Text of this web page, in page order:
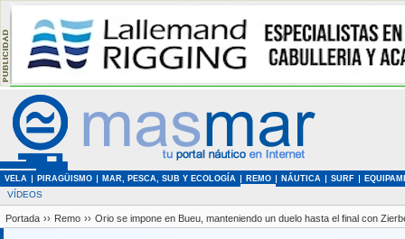
VELA PIRAGÜISMO MAR, PESCA, SUB Y ECOLOGÍA REMO NÁUTICA SURF
VÍDEOS
Portada ›› Remo ›› Orio se impone en Bueu, manteniendo un duelo hasta el final con